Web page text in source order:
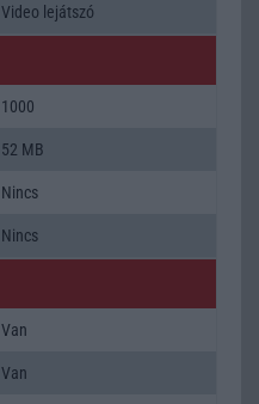
Video lejátszó
1000
52 MB
Nincs
Nincs
Van
Van